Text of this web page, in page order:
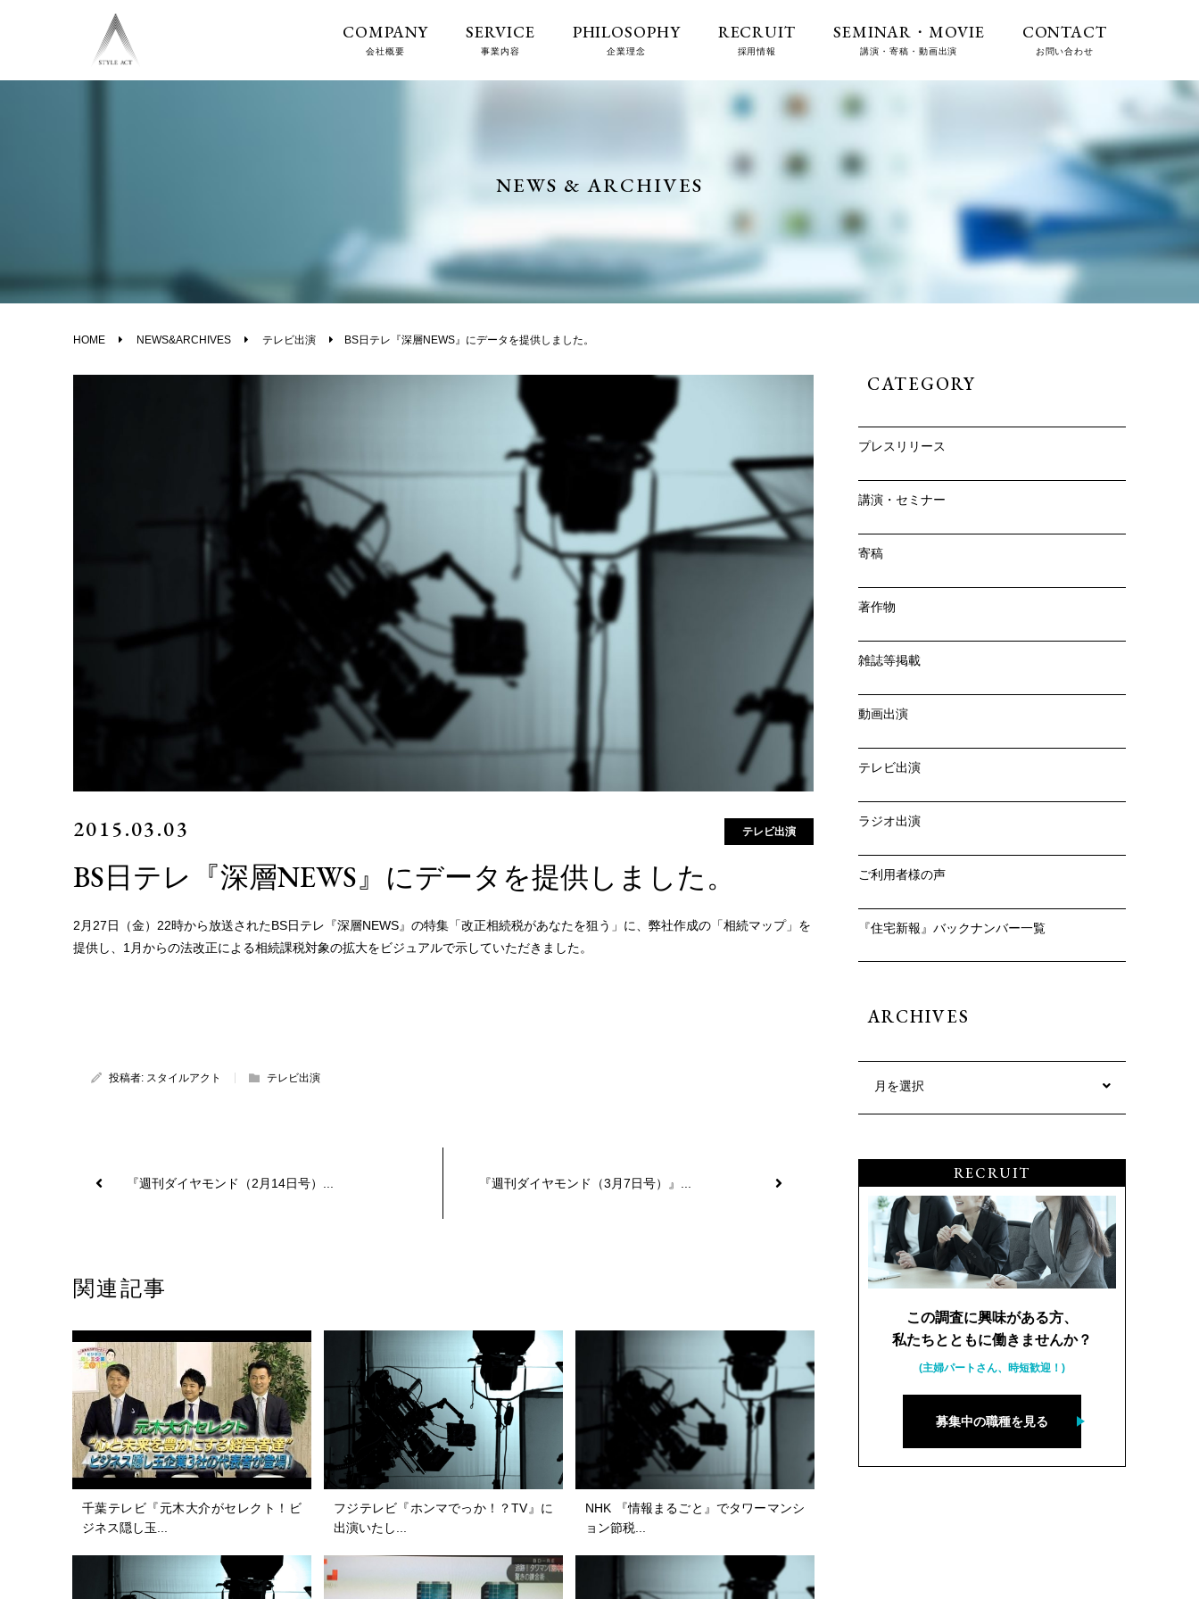
COMPANY
会社概要
SERVICE
事業内容
PHILOSOPHY
企業理念
RECRUIT
採用情報
SEMINAR・MOVIE
講演・寄稿・動画出演
CONTACT
お問い合わせ
NEWS & ARCHIVES
HOME NEWS&ARCHIVES テレビ出演 BS日テレ『深層NEWS』にデータを提供しました。
2015.03.03 テレビ出演
BS日テレ『深層NEWS』にデータを提供しました。
2月27日（金）22時から放送されたBS日テレ『深層NEWS』の特集「改正相続税があなたを狙う」に、弊社作成の「相続マップ」を
提供し、1月からの法改正による相続課税対象の拡大をビジュアルで示していただきました。
投稿者: スタイルアクト テレビ出演
『週刊ダイヤモンド（2月14日号）... 『週刊ダイヤモンド（3月7日号）』...
関連記事
千葉テレビ『元木大介がセレクト！ビ
ジネス隠し玉...
フジテレビ『ホンマでっか！？TV』に
出演いたし...
NHK 『情報まるごと』でタワーマンシ
ョン節税...
CATEGORY
プレスリリース
講演・セミナー
寄稿
著作物
雑誌等掲載
動画出演
テレビ出演
ラジオ出演
ご利用者様の声
『住宅新報』バックナンバー一覧
ARCHIVES
月を選択
RECRUIT
この調査に興味がある方、
私たちとともに働きませんか？
(主婦パートさん、時短歓迎！)
募集中の職種を見る